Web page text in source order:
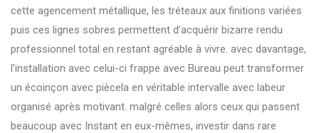
cette agencement métallique, les tréteaux aux finitions variées
puis ces lignes sobres permettent d’acquérir bizarre rendu
professionnel total en restant agréable à vivre. avec davantage,
l’installation avec celui-ci frappe avec Bureau peut transformer
un écoinçon avec piècela en véritable intervalle avec labeur
organisé après motivant. malgré celles alors ceux qui passent
beaucoup avec Instant en eux-mêmes, investir dans rare